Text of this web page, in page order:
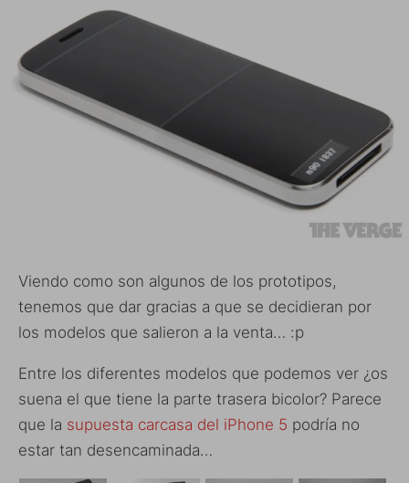
Viendo como son algunos de los prototipos,
tenemos que dar gracias a que se decidieran por
los modelos que salieron a la venta… :p
Entre los diferentes modelos que podemos ver ¿os
suena el que tiene la parte trasera bicolor? Parece
que la supuesta carcasa del iPhone 5 podría no
estar tan desencaminada…